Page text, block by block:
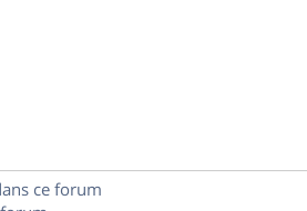
ce forum